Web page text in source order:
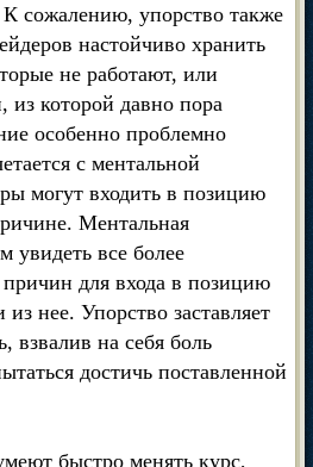
сожалению, упорство также
настойчиво хранить
не работают, или
из которой давно пора
особенно проблемно
с ментальной
могут входить в позицию
Ментальная
увидеть все более
для входа в позицию
нее. Упорство заставляет
взвалив на себя боль
достичь поставленной
быстро менять курс,